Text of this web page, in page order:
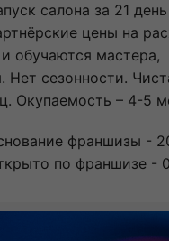
салона за 21
цены на
обучаются мастера,
Нет сезонности.
Окупаемость – 4-5
франшизы -
по франшизе - 0